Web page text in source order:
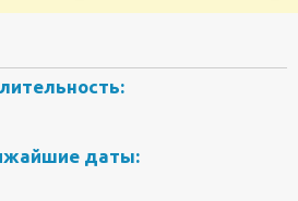
даты: